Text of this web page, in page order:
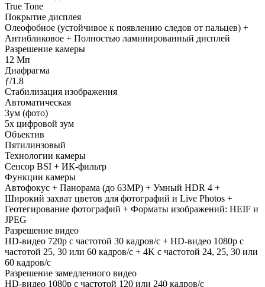
True Tone
Покрытие дисплея
Олеофобное (устойчивое к появлению следов от пальцев) +
Антибликовое + Полностью ламинированный дисплей
Разрешение камеры
12 Мп
Диафрагма
ƒ/1.8
Стабилизация изображения
Автоматическая
Зум (фото)
5х цифровой зум
Объектив
Пятилинзовый
Технологии камеры
Сенсор BSI + ИК-фильтр
Функции камеры
Автофокус + Панорама (до 63MP) + Умный HDR 4 +
Широкий захват цветов для фотографий и Live Photos +
Геотегирование фотографий + Форматы изображений: HEIF и
JPEG
Разрешение видео
HD-видео 720p с частотой 30 кадров/с + HD-видео 1080p с
частотой 25, 30 или 60 кадров/ с + 4K с частотой 24, 25, 30 или
60 кадров/ с
Разрешение замедленного видео
HD-видео 1080р с частотой 120 или 240 кадров/ с